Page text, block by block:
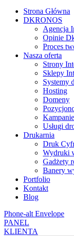
Strona Główna
DKRONOS
️Agencja
Opinie
Proces
Nasza oferta
Strony
Sklepy
Systemy
Hosting
Domeny
Usługi
Drukarnia
Druk
Wydruki
Gadżety
Banery
Portfolio
Kontakt
Blog
Phone-alt Envelope
PANEL
KLIENTA